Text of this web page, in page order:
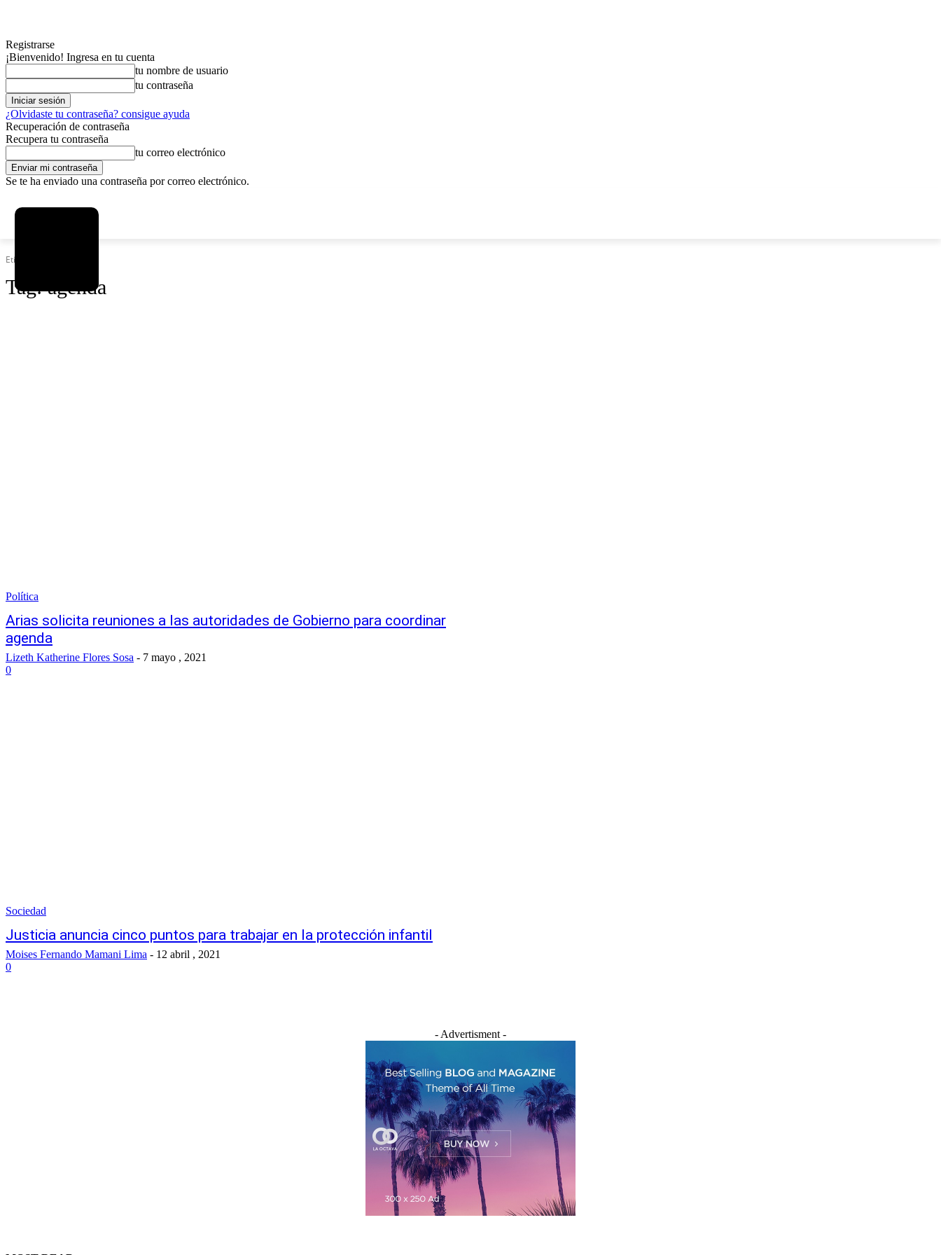
Registrarse
¡Bienvenido! Ingresa en tu cuenta
tu nombre de usuario
tu contraseña
¿Olvidaste tu contraseña? consigue ayuda
Recuperación de contraseña
Recupera tu contraseña
tu correo electrónico
Se te ha enviado una contraseña por correo electrónico.
Etiquetas
Tag:agenda
Política
Arias solicita reuniones a las autoridades de Gobierno para coordinar
agenda
Lizeth Katherine Flores Sosa - 7 mayo , 2021
0
Sociedad
Justicia anuncia cinco puntos para trabajar en la protección infantil
Moises Fernando Mamani Lima - 12 abril , 2021
0
- Advertisment -